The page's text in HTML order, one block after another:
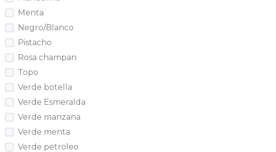
Menta
Negro/Blanco
Pistacho
Rosa champan
Topo
Verde botella
Verde Esmeralda
Verde manzana
Verde menta
Verde petroleo